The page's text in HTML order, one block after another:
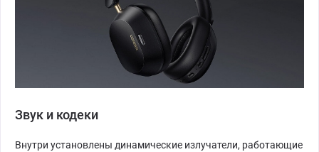
Звук и кодеки
Внутри установлены динамические излучатели, работающие